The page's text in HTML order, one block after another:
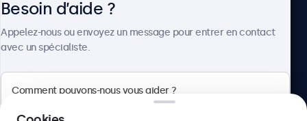
Besoin d’aide ?
Appelez-nous ou envoyez un message pour entrer en contact
avec un spécialiste.